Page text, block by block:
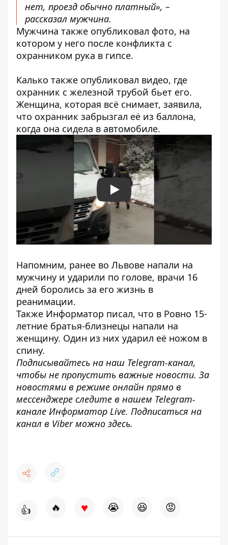
нет, проезд обычно платный», –
рассказал мужчина.
Мужчина также опубликовал фото, на
котором у него после конфликта с
охранником рука в гипсе.
Калько также опубликовал видео, где
охранник с железной трубой бьет его.
Женщина, которая всё снимает, заявила,
что охранник забрызгал её из баллона,
когда она сидела в автомобиле.
Play
Напомним, ранее во Львове напали на
мужчину и ударили по голове, врачи 16
дней боролись за его жизнь в
реанимации.
Также Информатор писал, что в Ровно 15-
летние братья-близнецы напали на
женщину. Один из них ударил её ножом в
спину.
Подписывайтесь на наш Telegram-канал,
чтобы не пропустить важные новости. За
новостями в режиме онлайн прямо в
мессенджере следите в нашем Telegram-
канале Информатор Live. Подписаться на
канал в Viber можно здесь.
👍 🔥 ♥ 😭 😆 😡